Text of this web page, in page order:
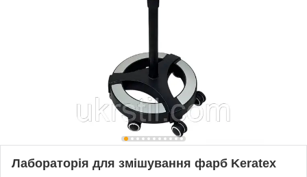
Лабораторія для змішування фарб Keratex